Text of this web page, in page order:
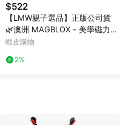
$522
【LMW親子選品】正版公司貨
🌿澳洲 MAGBLOX - 美學磁力片
🌿益智玩具 樂高 磁力片 兒童教
蝦皮購物
2%